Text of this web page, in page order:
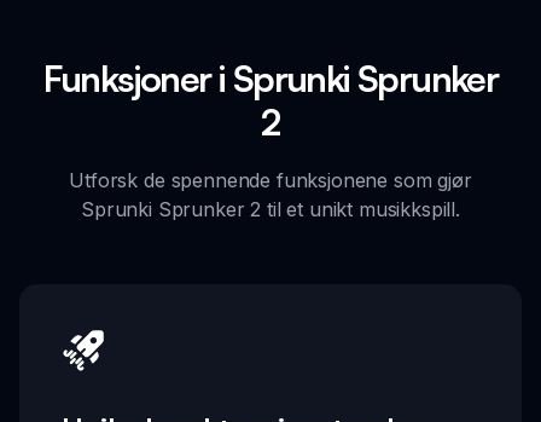
Funksjoner i Sprunki Sprunker
2
Utforsk de spennende funksjonene som gjør
Sprunki Sprunker 2 til et unikt musikkspill.